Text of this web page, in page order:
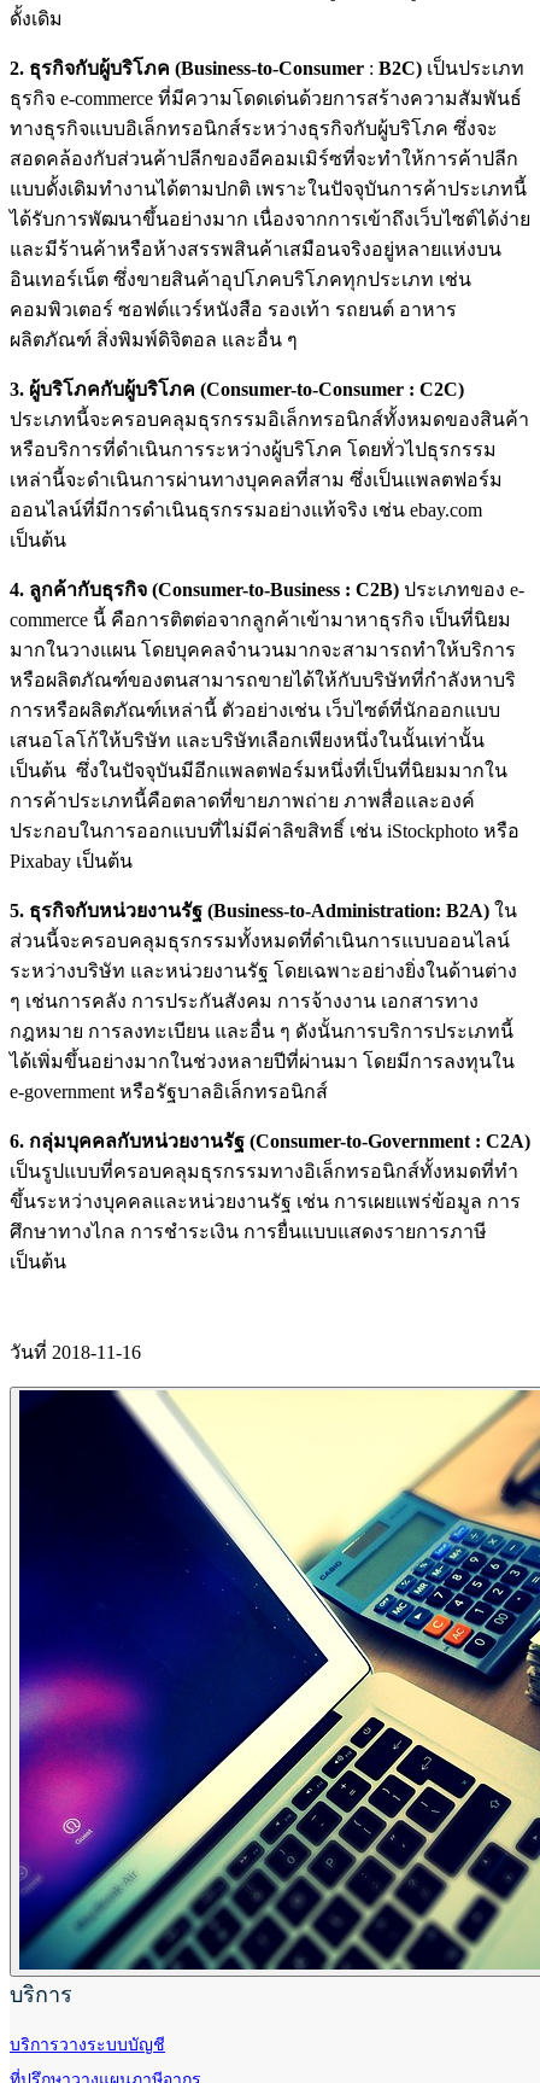
ดั้งเดิม
2. ธุรกิจกับผู้บริโภค (Business-to-Consumer : B2C) เป็นประเภท
ธุรกิจ e-commerce ที่มีความโดดเด่นด้วยการสร้างความสัมพันธ์
ทางธุรกิจแบบอิเล็กทรอนิกส์ระหว่างธุรกิจกับผู้บริโภค ซึ่งจะ
สอดคล้องกับส่วนค้าปลีกของอีคอมเมิร์ซที่จะทำให้การค้าปลีก
แบบดั้งเดิมทำงานได้ตามปกติ เพราะในปัจจุบันการค้าประเภทนี้
ได้รับการพัฒนาขึ้นอย่างมาก เนื่องจากการเข้าถึงเว็บไซต์ได้ง่าย
และมีร้านค้าหรือห้างสรรพสินค้าเสมือนจริงอยู่หลายแห่งบน
อินเทอร์เน็ต ซึ่งขายสินค้าอุปโภคบริโภคทุกประเภท เช่น
คอมพิวเตอร์ ซอฟต์แวร์หนังสือ รองเท้า รถยนต์ อาหาร
ผลิตภัณฑ์ สิ่งพิมพ์ดิจิตอล และอื่น ๆ
3. ผู้บริโภคกับผู้บริโภค (Consumer-to-Consumer : C2C)
ประเภทนี้จะครอบคลุมธุรกรรมอิเล็กทรอนิกส์ทั้งหมดของสินค้า
หรือบริการที่ดำเนินการระหว่างผู้บริโภค โดยทั่วไปธุรกรรม
เหล่านี้จะดำเนินการผ่านทางบุคคลที่สาม ซึ่งเป็นแพลตฟอร์ม
ออนไลน์ที่มีการดำเนินธุรกรรมอย่างแท้จริง เช่น ebay.com
เป็นต้น
4. ลูกค้ากับธุรกิจ (Consumer-to-Business : C2B) ประเภทของ e-
commerce นี้ คือการติตต่อจากลูกค้าเข้ามาหาธุรกิจ เป็นที่นิยม
มากในวางแผน โดยบุคคลจำนวนมากจะสามารถทำให้บริการ
หรือผลิตภัณฑ์ของตนสามารถขายได้ให้กับบริษัทที่กำลังหาบริ
การหรือผลิตภัณฑ์เหล่านี้ ตัวอย่างเช่น เว็บไซต์ที่นักออกแบบ
เสนอโลโก้ให้บริษัท และบริษัทเลือกเพียงหนึ่งในนั้นเท่านั้น
เป็นต้น ซึ่งในปัจจุบันมีอีกแพลตฟอร์มหนึ่งที่เป็นที่นิยมมากใน
การค้าประเภทนี้คือตลาดที่ขายภาพถ่าย ภาพสื่อและองค์
ประกอบในการออกแบบที่ไม่มีค่าลิขสิทธิ์ เช่น iStockphoto หรือ
Pixabay เป็นต้น
5. ธุรกิจกับหน่วยงานรัฐ (Business-to-Administration: B2A) ใน
ส่วนนี้จะครอบคลุมธุรกรรมทั้งหมดที่ดำเนินการแบบออนไลน์
ระหว่างบริษัท และหน่วยงานรัฐ โดยเฉพาะอย่างยิ่งในด้านต่าง
ๆ เช่นการคลัง การประกันสังคม การจ้างงาน เอกสารทาง
กฎหมาย การลงทะเบียน และอื่น ๆ ดังนั้นการบริการประเภทนี้
ได้เพิ่มขึ้นอย่างมากในช่วงหลายปีที่ผ่านมา โดยมีการลงทุนใน
e-government หรือรัฐบาลอิเล็กทรอนิกส์
6. กลุ่มบุคคลกับหน่วยงานรัฐ (Consumer-to-Government : C2A)
เป็นรูปแบบที่ครอบคลุมธุรกรรมทางอิเล็กทรอนิกส์ทั้งหมดที่ทำ
ขึ้นระหว่างบุคคลและหน่วยงานรัฐ เช่น การเผยแพร่ข้อมูล การ
ศึกษาทางไกล การชำระเงิน การยื่นแบบแสดงรายการภาษี
เป็นต้น
วันที่ 2018-11-16
บริการ
บริการวางระบบบัญชี